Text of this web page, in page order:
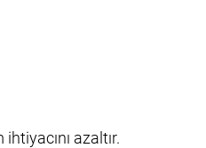
azaltır.